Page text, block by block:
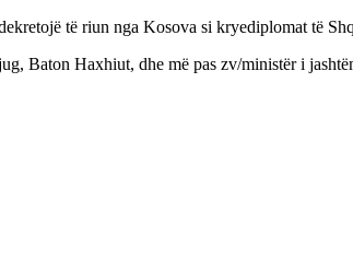
të riun nga Kosova si kryediplomat të
Baton Haxhiut, dhe më pas zv/ministër i